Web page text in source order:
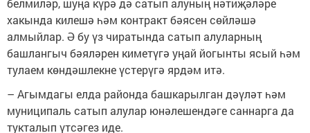
белмиләр, шуңа күрә дә сатып алуның нәтиҗәләре
хакында килешә һәм контракт бәясен сөйләшә
алмыйлар. Ә бу үз чиратында сатып алуларның
башлангыч бәяләрен киметүгә уңай йогынты ясый һәм
тулаем көндәшлекне үстерүгә ярдәм итә.
– Агымдагы елда районда башкарылган дәүләт һәм
муниципаль сатып алулар юнәлешендәге саннарга да
тукталып үтсәгез иде.